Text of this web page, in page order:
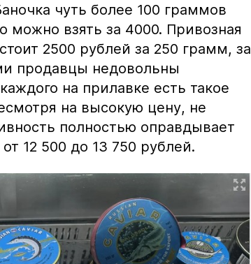
чуть более 100 граммов
можно взять за 4000. Привозная
2500 рублей за 250 грамм, за
продавцы недовольны
на прилавке есть такое
на высокую цену, не
полностью оправдывает
12 500 до 13 750 рублей.